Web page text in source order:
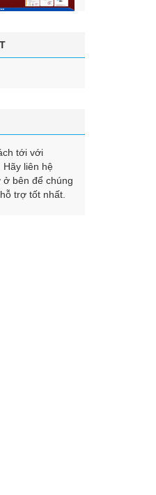
tới với
Hãy liên hệ
ở bên để chúng
trợ tốt nhất.